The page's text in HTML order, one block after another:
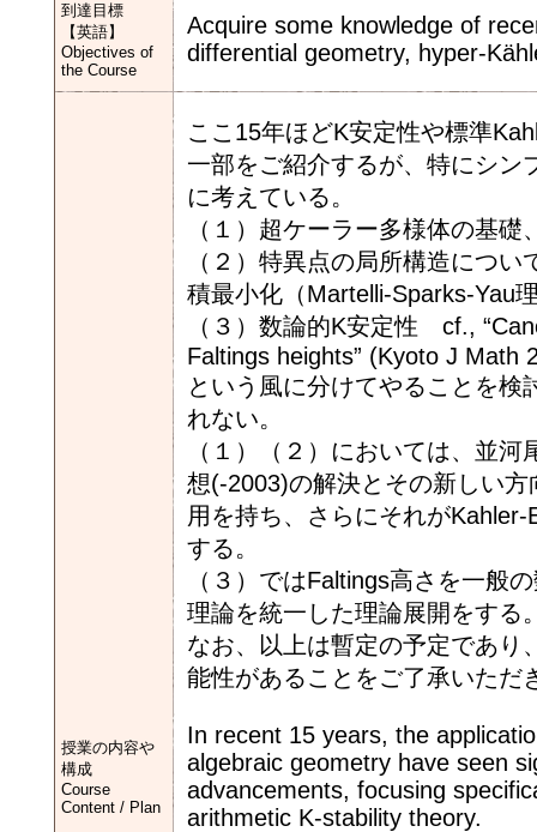
到達目標
【英語】
Objectives of
the Course
Acquire some knowledge of
differential geometry, hyper-
授業の内容や
構成
Course
Content / Plan
ここ15年ほどK安定性や標準
一部をご紹介するが、特にシン
に考えている。
（１）超ケーラー多様体の基
（２）特異点の局所構造につ
積最小化（Martelli-Sparks-Yau
（３）数論的K安定性 cf.,
Faltings heights” (Kyoto J Math
という風に分けてやることを
れない。
（１）（２）においては、並
想(-2003)の解決とその新しい
用を持ち、さらにそれが
する。
（３）ではFaltings高さを一般
理論を統一した理論展開をする
なお、以上は暫定の予定であり
能性があることをご了承いただ
In recent 15 years, the
algebraic geometry have seen
advancements, focusing
arithmetic K-stability theory.